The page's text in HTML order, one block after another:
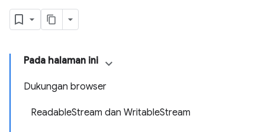
Pada halaman ini
Dukungan browser
ReadableStream dan WritableStream